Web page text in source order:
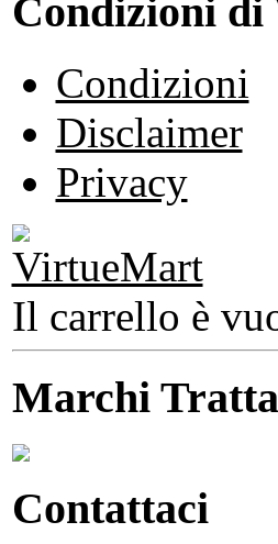
Condizioni di
Condizioni
Disclaimer
Privacy
Il carrello è
Marchi
Contattaci